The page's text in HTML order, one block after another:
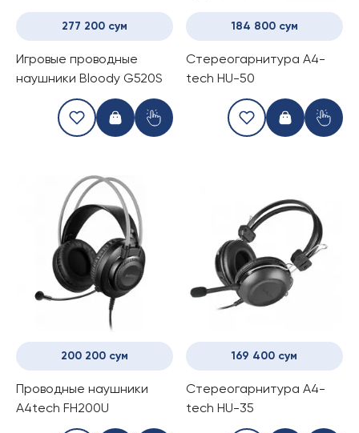
277 200 сум
Игровые проводные
наушники Bloody G520S
184 800 сум
Стереогарнитура A4-
tech HU-50
200 200 сум
Проводные наушники
A4tech FH200U
169 400 сум
Стереогарнитура A4-
tech HU-35